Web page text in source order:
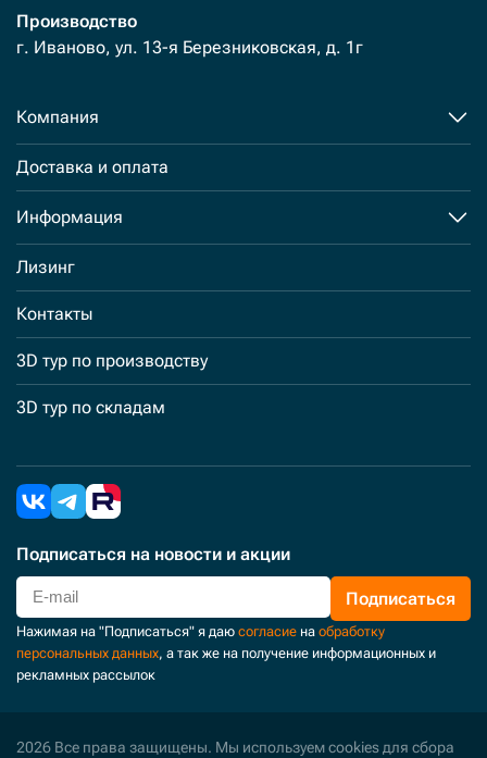
Производство
г. Иваново, ул. 13-я Березниковская, д. 1г
Компания
Доставка и оплата
Информация
Лизинг
Контакты
3D тур по производству
3D тур по складам
Подписаться на новости и акции
Подписаться
Нажимая на "Подписаться" я даю согласие на обработку
персональных данных, а так же на получение информационных и
рекламных рассылок
2026 Все права защищены. Мы используем cookies для сбора